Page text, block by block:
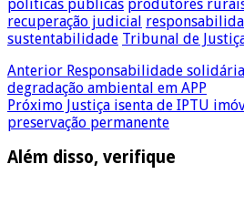
políticas públicas produtores
recuperação judicial
sustentabilidade Tribunal de
Anterior Responsabilidade
degradação ambiental em APP
Próximo Justiça isenta de IPTU
preservação permanente
Além disso, verifique